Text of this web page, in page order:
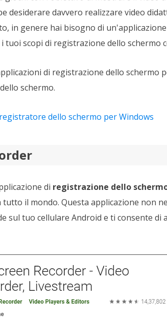
desiderare davvero realizzare video
in genere hai bisogno di
tuoi scopi di registrazione dello schermo
di registrazione dello schermo
schermo.
dello schermo per Windows
di registrazione dello
il mondo. Questa applicazione non
sul tuo cellulare Android e ti consente di